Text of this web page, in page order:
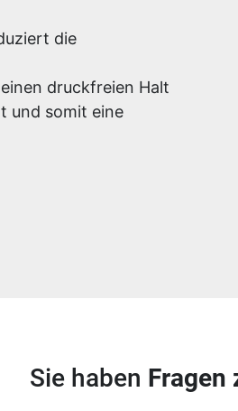
die
druckfreien Halt
und somit eine
Sie haben Fragen